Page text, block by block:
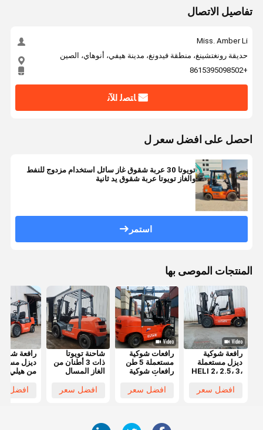
تفاصيل الاتصال
Miss. Amber Li
حديقة رونغتشينغ، منطقة فيدونغ، مدينة هيفي، أنوهاي، الصين
+8615395098502
ﺎﺘﺼﻟ ﺍﻶﻧ
احصل على افضل سعر ل
تويوتا 30 عربة شقوق غاز سائل استخدام مزدوج للنفط
والغاز تويوتا عربة شقوق يد ثانية
استمر
المنتجات الموصى بها
رافعة شوكية
ديزل مستعملة
HELI 2، 2.5، 3،
ممتازة وسعر
افضل سعر
رافعات شوكية
مستعملة 5 طن
رافعات شوكية
رافعات شوكية
جيد
افضل سعر
شاحنة تويوتا
ذات 3 أطنان من
الغاز المسال
رفع 3 أمتار
افضل سعر
رافعة
ديزل
افضل